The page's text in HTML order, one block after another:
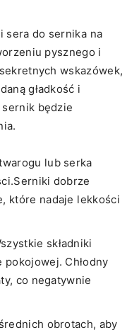
sera do‍ sernika ⁢na
pysznego‍ i
wskazówek,
​gładkość i
będzie
lub serka
dobrze
które nadaje ⁣lekkości
składniki
Chłodny
co negatywnie
obrotach, ​aby